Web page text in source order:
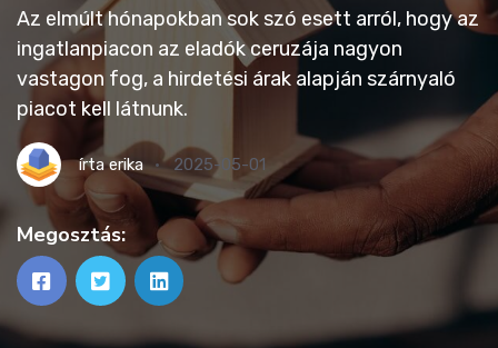
Az elmúlt hónapokban sok szó esett arról, hogy az
ingatlanpiacon az eladók ceruzája nagyon
vastagon fog, a hirdetési árak alapján szárnyaló
piacot kell látnunk.
írtaerika 2025-05-01
Megosztás: